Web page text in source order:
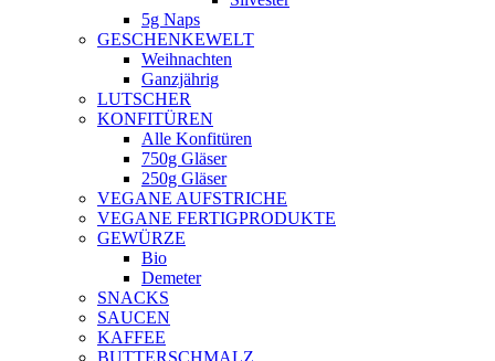
5g Naps
GESCHENKEWELT
Weihnachten
Ganzjährig
LUTSCHER
KONFITÜREN
Alle Konfitüren
750g Gläser
250g Gläser
VEGANE AUFSTRICHE
VEGANE FERTIGPRODUKTE
GEWÜRZE
Bio
Demeter
SNACKS
SAUCEN
KAFFEE
BUTTERSCHMALZ